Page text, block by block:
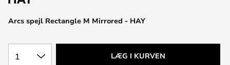
Arcs spejl Rectangle M Mirrored - HAY
1 LÆG I KURVEN